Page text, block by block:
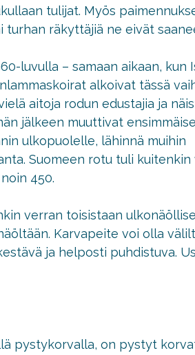
tulijat. Myös
turhan räkyttäjiä ne eivät
luvulla – samaan aikaan, kun
alkoivat tässä
aitoja rodun edustajia ja
jälkeen muuttivat
ulkopuolelle, lähinnä muihin
Suomeen rotu tuli kuitenkin
450.
verran toisistaan
Karvapeite voi olla
ja helposti puhdistuva.
pystykorvalla, on pystyt